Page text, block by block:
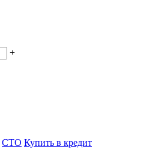
+
CTO Купить в кредит